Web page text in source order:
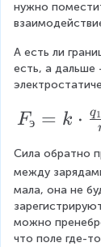
нужно
А есть ли
есть, а дальше
F
э
=
k
\
Fэ = k ⋅ q1
Сила обратно
между
мала, она не
можно
что поле где-